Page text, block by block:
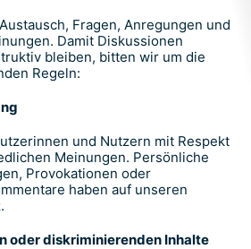
Fragen, Anregungen und
Damit Diskussionen
bleiben, bitten wir um die
Regeln:
und Nutzern mit Respekt
Meinungen. Persönliche
Provokationen oder
haben auf unseren
oder diskriminierenden Inhalte